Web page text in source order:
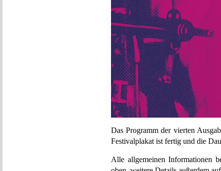
Das Programm der vierten
Festivalplakat ist fertig und die
Alle allgemeinen Informationen